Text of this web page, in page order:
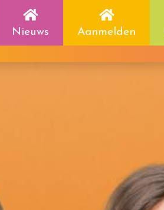
Nieuws Aanmelden